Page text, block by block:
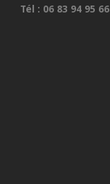
Tél : 06 83 94 95 66